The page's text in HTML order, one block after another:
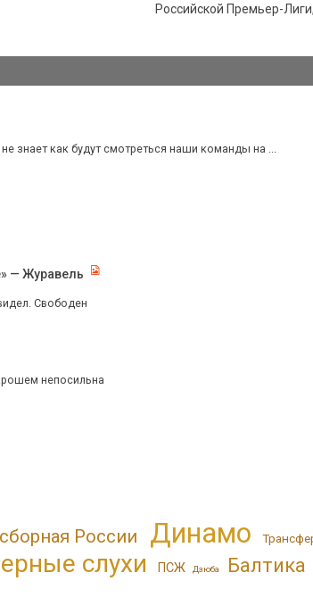
Российской Премьер-Лиги,
знает как будут смотреться наши команды на ...
— Журавель
Свободен
непосильна
сборная России Динамо
слухи ПСЖ Дзюба Балтика